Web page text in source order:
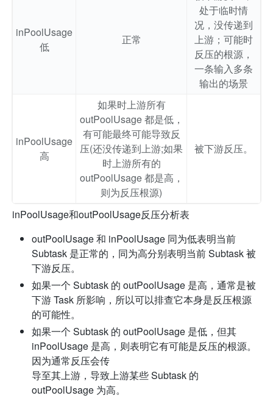
inPoolUsage
低
正常
处于临时情
况，没传递到
上游；可能时
反压的根源，
一条输入多条
输出的场景
inPoolUsage
高
如果时上游所有
outPoolUsage 都是低，
有可能最终可能导致反
压(还没传递到上游;如果
时上游所有的
outPoolUsage 都是高，
则为反压根源)
被下游反压。
inPoolUsage和outPoolUsage反压分析表
outPoolUsage 和 inPoolUsage 同为低表明当前
Subtask 是正常的，同为高分别表明当前 Subtask 被
下游反压。
如果一个 Subtask 的 outPoolUsage 是高，通常是被
下游 Task 所影响，所以可以排查它本身是反压根源
的可能性。
如果一个 Subtask 的 outPoolUsage 是低，但其
inPoolUsage 是高，则表明它有可能是反压的根源。
因为通常反压会传
导至其上游，导致上游某些 Subtask 的
outPoolUsage 为高。